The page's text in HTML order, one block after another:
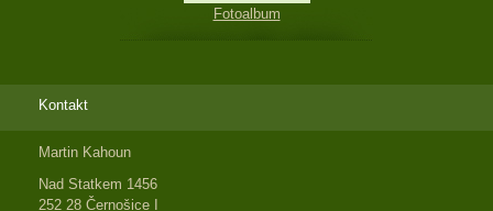
Fotoalbum
Kontakt
Martin Kahoun
Nad Statkem 1456
252 28 Černošice I